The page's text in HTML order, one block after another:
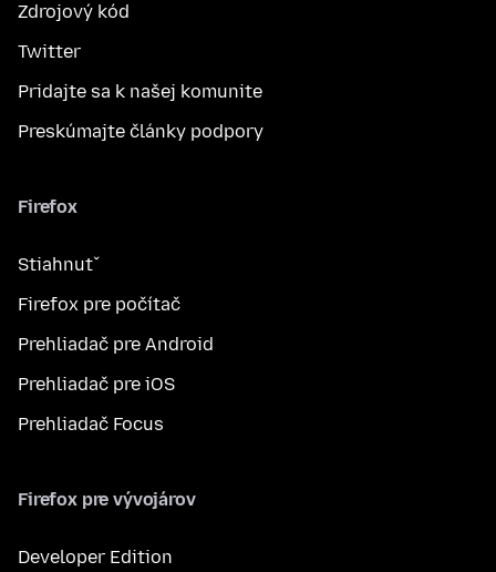
Zdrojový kód
Twitter
Pridajte sa k našej komunite
Preskúmajte články podpory
Firefox
Stiahnuť
Firefox pre počítač
Prehliadač pre Android
Prehliadač pre iOS
Prehliadač Focus
Firefox pre vývojárov
Developer Edition